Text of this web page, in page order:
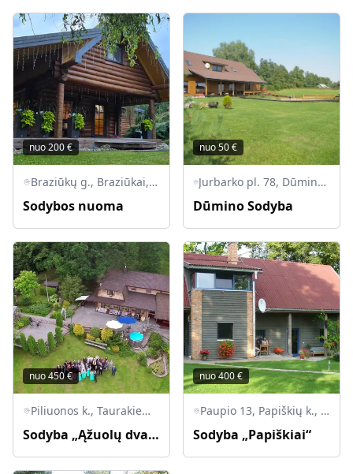
nuo200€
Braziūkų g., Braziūkai, Zapyškio sen., Kauno r. sav.
Sodybos nuoma
nuo50€
Jurbarko pl. 78, Dūminas, Raudondvario sen., Kauno r. sav., LT-54110
Dūmino Sodyba
nuo450€
Piliuonos k., Taurakiemio sen., LT-53021 Kauno raj.
Sodyba „Ąžuolų dvarelis“
nuo400€
Paupio 13, Papiškių k., Zapyškio sen., LT-53414 Kauno r.
Sodyba „Papiškiai“